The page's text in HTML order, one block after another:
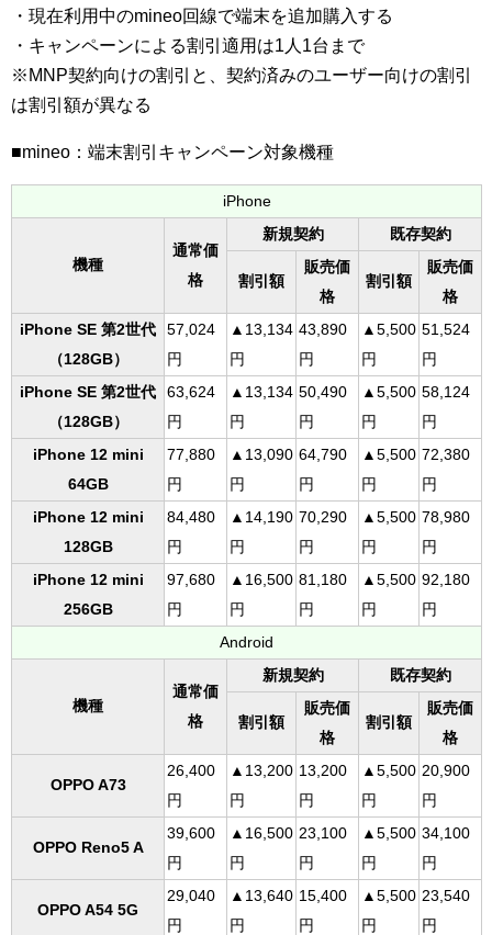
・現在利用中のmineo回線で端末を追加購入する
・キャンペーンによる割引適用は1人1台まで
※MNP契約向けの割引と、契約済みのユーザー向けの割引
は割引額が異なる
■mineo：端末割引キャンペーン対象機種
iPhone
機種
通常価
格
新規契約 既存契約
割引額
販売価
格
割引額
販売価
格
iPhone SE 第2世代
（128GB）
57,024
円
▲13,134
円
43,890
円
▲5,500
円
51,524
円
iPhone SE 第2世代
（128GB）
63,624
円
▲13,134
円
50,490
円
▲5,500
円
58,124
円
iPhone 12 mini
64GB
77,880
円
▲13,090
円
64,790
円
▲5,500
円
72,380
円
iPhone 12 mini
128GB
84,480
円
▲14,190
円
70,290
円
▲5,500
円
78,980
円
iPhone 12 mini
256GB
97,680
円
▲16,500
円
81,180
円
▲5,500
円
92,180
円
Android
機種
通常価
格
新規契約 既存契約
割引額
販売価
格
割引額
販売価
格
OPPO A73
26,400
円
▲13,200
円
13,200
円
▲5,500
円
20,900
円
OPPO Reno5 A
39,600
円
▲16,500
円
23,100
円
▲5,500
円
34,100
円
OPPO A54 5G
29,040
円
▲13,640
円
15,400
円
▲5,500
円
23,540
円